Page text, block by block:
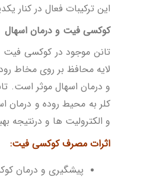
این ترکیبات فعال در کنار
کوکسی فیت و درمان اسهال
تانن موجود در کوکسی فیت
لایه محافظ بر روی مخاط
و درمان اسهال موثر است.
کلر به محیط روده و درمان
و الکترولیت ها و درنتیجه
اثرات مصرف کوکسی فیت:
پیشگیری و درمان